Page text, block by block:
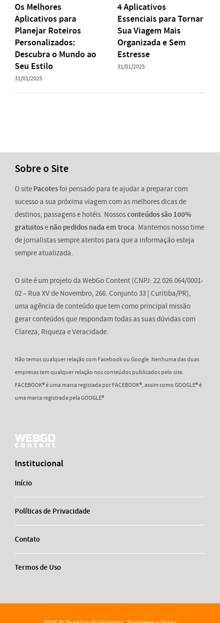
Os Melhores
Aplicativos para
Planejar Roteiros
Personalizados:
Descubra o Mundo ao
Seu Estilo
31/01/2025
4 Aplicativos
Essenciais para Tornar
Sua Viagem Mais
Organizada e Sem
Estresse
31/01/2025
Sobre o Site
O site Pacotesfoi pensado para te ajudar a preparar com
sucesso a sua próxima viagem com as melhores dicas de
destinos, passagens e hotéis. Nossosconteúdos são 100%
gratuitose não pedidos nada em troca. Mantemos nosso time
de jornalistas sempre atentos para que a informação esteja
sempre atualizada.
O site é um projeto da WebGo Content (CNPJ: 22.026.064/0001-
02 – Rua XV de Novembro, 266. Conjunto 33 | Curitiba/PR),
uma agência de conteúdo que tem como principal missão
gerar conteúdos que respondam todas as suas dúvidas com
Clareza, Riqueza e Veracidade.
Não temos qualquer relação com Facebook ou Google. Nenhuma das duas
empresas tem qualquer relação nos conteúdos publicados pelo site.
FACEBOOK® é uma marca registada por FACEBOOK®, assim como GOOGLE® é
uma marca registrada pela GOOGLE®
Institucional
Início
Políticas de Privacidade
Contato
Termos de Uso